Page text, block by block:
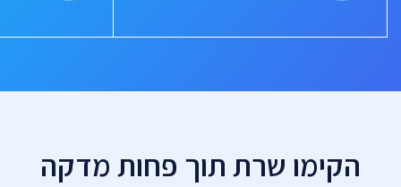
הקימו שרת תוך פחות מדקה